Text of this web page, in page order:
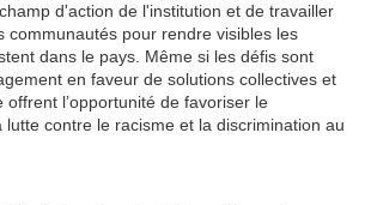
d'action de l'institution et de travailler
communautés pour rendre visibles les
dans le pays. Même si les défis sont
en faveur de solutions collectives et
offrent l’opportunité de favoriser le
contre le racisme et la discrimination au